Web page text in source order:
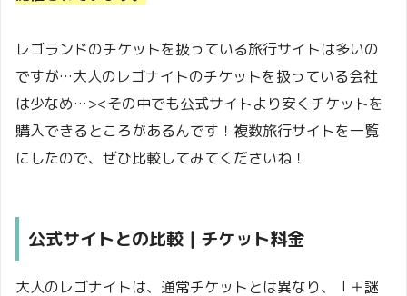
レゴランドのチケットを扱っている旅行サイトは多いの
ですが…大人のレゴナイトのチケットを扱っている会社
は少なめ…><その中でも公式サイトより安くチケットを
購入できるところがあるんです！複数旅行サイトを一覧
にしたので、ぜひ比較してみてくださいね！
公式サイトとの比較｜チケット料金
大人のレゴナイトは、通常チケットとは異なり、「＋謎